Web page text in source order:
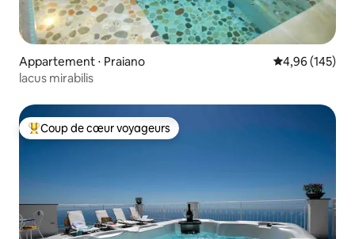
Appartement ⋅ Praiano Évaluation
4,96 (145)
lacus mirabilis
Coups de cœur voyageurs les plus appréciés
Coup de cœur voyageurs